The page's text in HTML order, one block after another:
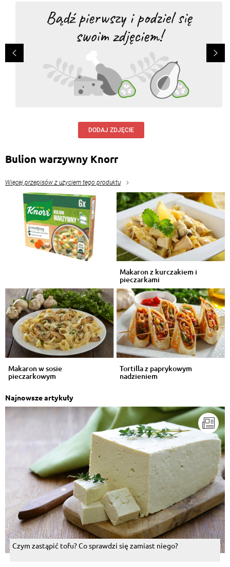
DODAJ ZDJĘCIE
Bulion warzywny Knorr
Więcej przepisów z użyciem tego produktu
Makaron z kurczakiem i
pieczarkami
Makaron w sosie
pieczarkowym
Tortilla z paprykowym
nadzieniem
Najnowsze artykuły
Czym zastąpić tofu? Co sprawdzi się zamiast niego?